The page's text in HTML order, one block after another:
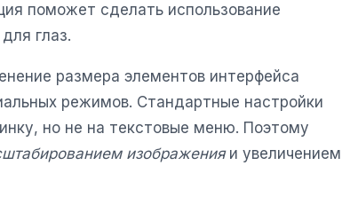
поможет сделать использование
глаз.
размера элементов интерфейса
режимов. Стандартные настройки
но не на текстовые меню. Поэтому
изображенияи увеличением